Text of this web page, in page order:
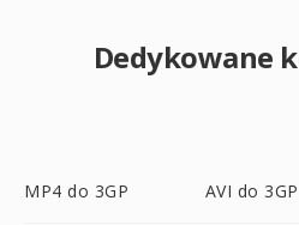
Dedykowane
MP4 do 3GP AVI do 3GP